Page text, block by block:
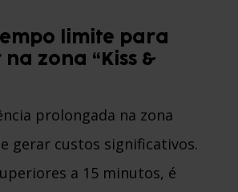
limite para
zona “Kiss &
prolongada na zona
gerar custos significativos.
a 15 minutos, é